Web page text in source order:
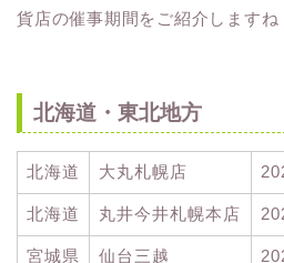
貨店の催事期間をご紹介しますね
北海道・東北地方
北海道 大丸札幌店
北海道 丸井今井札幌本店
宮城県 仙台三越